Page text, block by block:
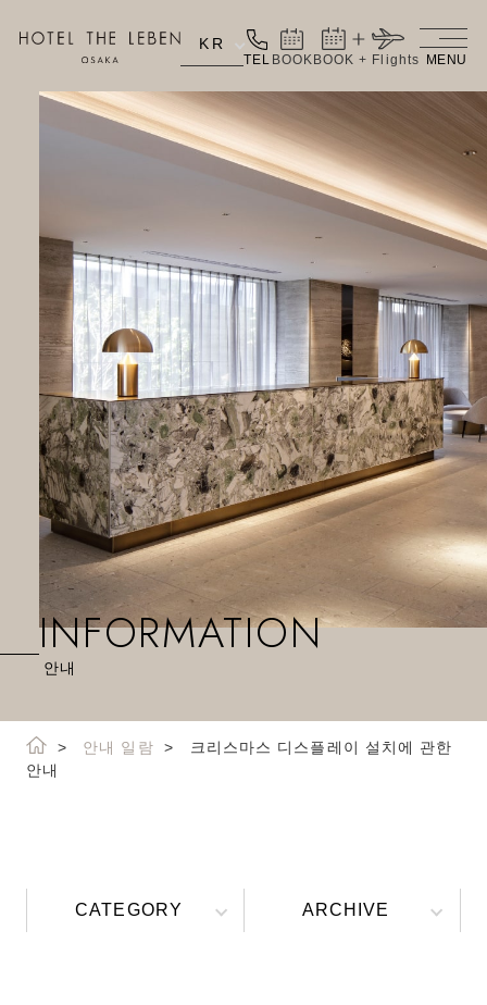
KR
TEL BOOK BOOK + Flights MENU
INFORMATION
안내
안내 일람
크리스마스 디스플레이 설치에 관한
안내
CATEGORY ARCHIVE